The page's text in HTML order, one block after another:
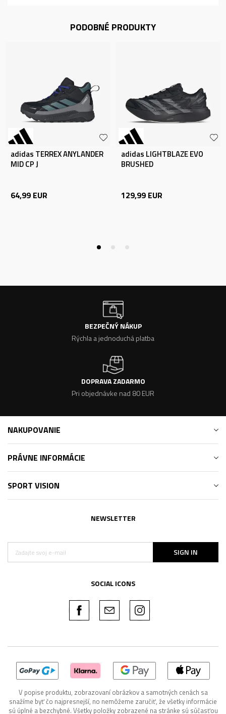
PODOBNÉ PRODUKTY
adidas TERREX ANYLANDER
MID CP J
64,99 EUR
adidas LIGHTBLAZE EVO
BRUSHED
129,99 EUR
BEZPEČNÝ NÁKUP
Rýchla a jednoduchá platba
DOPRAVA ZADARMO
Pri objednávke nad 80 EUR
NAKUPOVANIE
PRÁVNE INFORMÁCIE
SPORT VISION
NEWSLETTER
SIGN IN
SOCIAL ICONS
V popise produktu, zobrazovaní obrázkov a samotných cenách sa
snažíme byť čo najpresnejší, no nemôžeme zaručiť, že všetky informácie
sú úplné a bezchybné. Všetky položky zobrazené na stránke sú súčasťou